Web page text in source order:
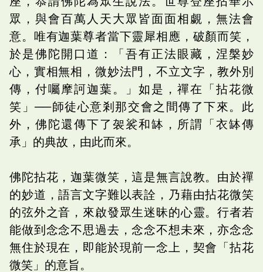
眾，與會百萬人天大眾皆面面相覷，無法會
意。唯有迦葉尊者當下靈犀相應，破顏而笑，
於是佛陀開口道：「吾有正法眼藏，涅槃妙
心，實相無相，微妙法門，不立文字，教外別
傳，付囑摩訶迦葉。」如是，禪在「拈花微
笑」──師徒心意剎那交會之間傳了下來。此
外，佛陀還傳下了袈裟和缽，所謂「衣缽傳
承」的典故，由此而來。
佛陀拈花，迦葉微笑，這是無言說教。由於禪
的妙道，語言文字難以表詮，乃藉由拈花微笑
的弦外之音，來啟發眾生迷昧的心靈。行者若
能做到念念不思過去，念念不想未來，亦念念
無住於現在，即能於現前一念上，契會「拈花
微笑」的意旨。